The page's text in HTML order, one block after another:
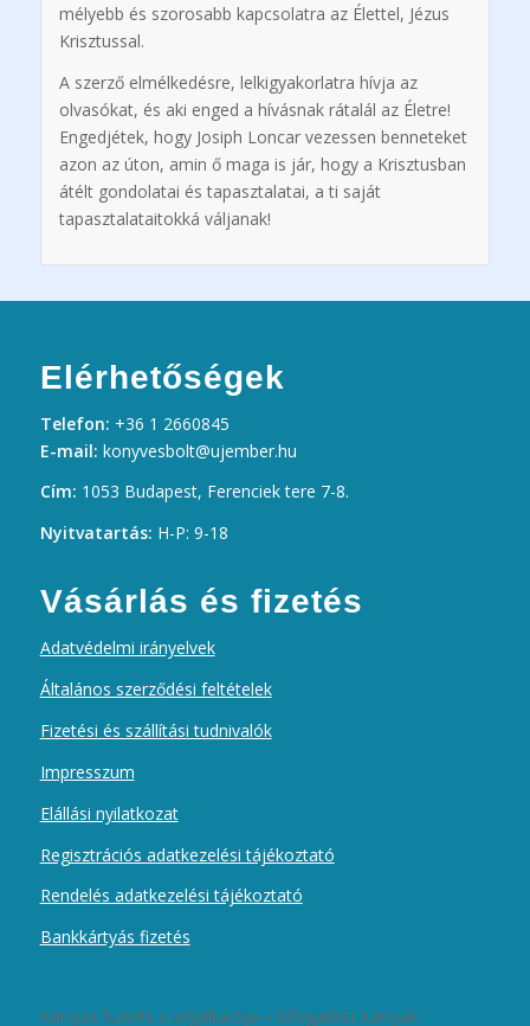
mélyebb és szorosabb kapcsolatra az Élettel, Jézus
Krisztussal.
A szerző elmélkedésre, lelkigyakorlatra hívja az
olvasókat, és aki enged a hívásnak rátalál az Életre!
Engedjétek, hogy Josiph Loncar vezessen benneteket
azon az úton, amin ő maga is jár, hogy a Krisztusban
átélt gondolatai és tapasztalatai, a ti saját
tapasztalataitokká váljanak!
Elérhetőségek
Telefon: +36 1 2660845
E-mail: konyvesbolt@ujember.hu
Cím: 1053 Budapest, Ferenciek tere 7-8.
Nyitvatartás: H-P: 9-18
Vásárlás és fizetés
Adatvédelmi irányelvek
Általános szerződési feltételek
Fizetési és szállítási tudnivalók
Impresszum
Elállási nyilatkozat
Regisztrációs adatkezelési tájékoztató
Rendelés adatkezelési tájékoztató
Bankkártyás fizetés
Kártyás fizetés szolgáltatója – Elfogadott kártyák